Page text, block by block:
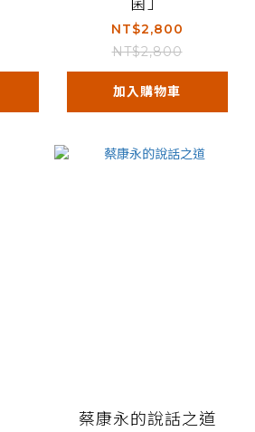
NT$2,800
NT$2,800
加入購物車
蔡康永的說話之道